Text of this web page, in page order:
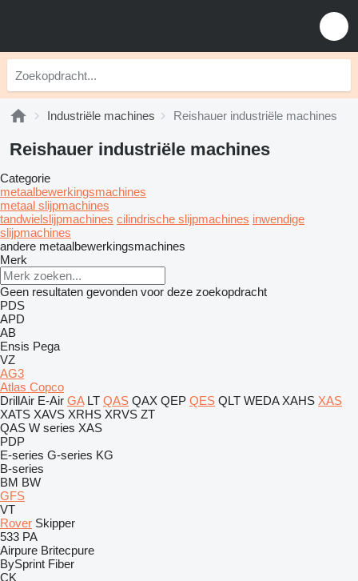
Industriële machines Reishauer industriële machines
Reishauer industriële machines
Categorie
metaalbewerkingsmachines
metaal slijpmachines
tandwielslijpmachines cilindrische slijpmachines inwendige
slijpmachines
andere metaalbewerkingsmachines
Merk
Geen resultaten gevonden voor deze zoekopdracht
PDS
APD
AB
Ensis Pega
VZ
AG3
Atlas Copco
DrillAir E-Air GA LT QAS QAX QEP QES QLT WEDA XAHS XAS
XATS XAVS XRHS XRVS ZT
QAS W series XAS
PDP
E-series G-series KG
B-series
BM BW
GFS
VT
Rover Skipper
533 PA
Airpure Britecpure
BySprint Fiber
CK